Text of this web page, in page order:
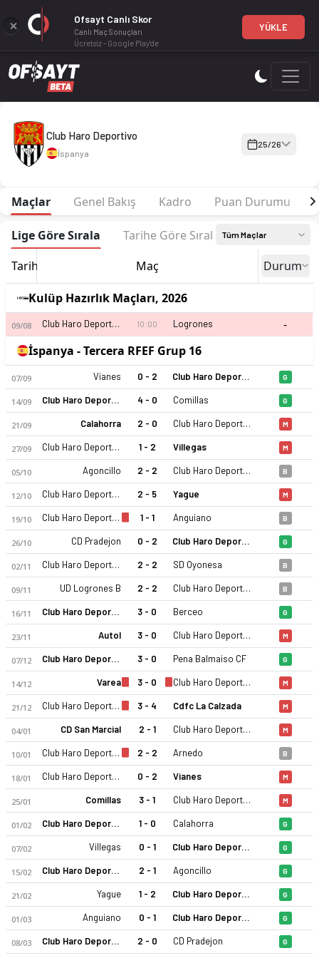
Club Haro Deportivo 25-26 sezonu | Tercera RFEF Grup
Club Haro Deportivo 25-26 sezonu | Tercera RFEF Grup
Club Haro Deportivo
İspanya
25/26
Maçlar Genel Bakış Kadro Puan Durumu
Lige Göre Sırala Tarihe Göre Sırala Tüm Maçlar
Tarih Maç Durum
Kulüp Hazırlık Maçları, 2026
09/08 Club Haro Deportivo 10:00 Logrones
-
İspanya - Tercera RFEF Grup 16
07/09 Vianes 0 - 2 Club Haro Deportivo G
14/09 Club Haro Deportivo 4 - 0 Comillas G
21/09 Calahorra 2 - 0 Club Haro Deportivo M
27/09 Club Haro Deportivo 1 - 2 Villegas M
05/10 Agoncillo 2 - 2 Club Haro Deportivo B
12/10 Club Haro Deportivo 2 - 5 Yague M
19/10 Club Haro Deportivo 1 - 1 Anguiano B
26/10 CD Pradejon 0 - 2 Club Haro Deportivo G
02/11 Club Haro Deportivo 2 - 2 SD Oyonesa B
09/11 UD Logrones B 2 - 2 Club Haro Deportivo B
16/11 Club Haro Deportivo 3 - 0 Berceo G
23/11 Autol 3 - 0 Club Haro Deportivo M
07/12 Club Haro Deportivo 3 - 0 Pena Balmaiso CF G
14/12 Varea 3 - 0 Club Haro Deportivo M
21/12 Club Haro Deportivo 3 - 4 Cdfc La Calzada M
04/01 CD San Marcial 2 - 1 Club Haro Deportivo M
10/01 Club Haro Deportivo 2 - 2 Arnedo B
18/01 Club Haro Deportivo 0 - 2 Vianes M
25/01 Comillas 3 - 1 Club Haro Deportivo M
01/02 Club Haro Deportivo 1 - 0 Calahorra G
07/02 Villegas 0 - 1 Club Haro Deportivo G
15/02 Club Haro Deportivo 2 - 1 Agoncillo G
21/02 Yague 1 - 2 Club Haro Deportivo G
01/03 Anguiano 0 - 1 Club Haro Deportivo G
08/03 Club Haro Deportivo 2 - 0 CD Pradejon G
Ofsayt Canlı Skor
Canlı Maç Sonuçları
Ücretsiz - Google Play'de
YÜKLE